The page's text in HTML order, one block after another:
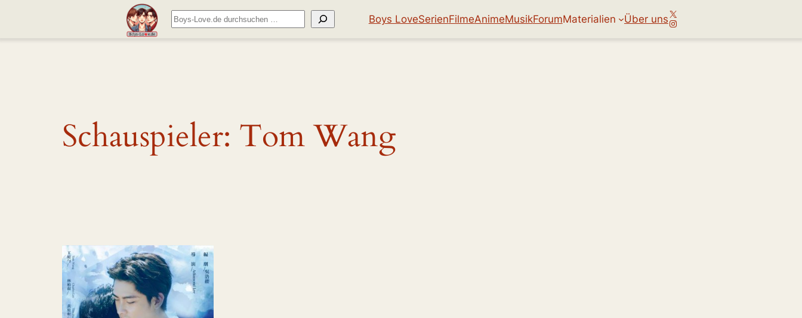
Suchen Boys LoveSerienFilmeAnimeMusikForumMaterialien Über unsX
Instagram
Schauspieler: Tom Wang